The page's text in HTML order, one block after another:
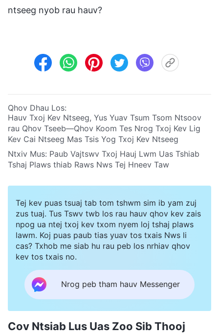
ntseeg nyob rau hauv?
Qhov Dhau Los:
Hauv Txoj Kev Ntseeg, Yus Yuav Tsum Tsom Ntsoov
rau Qhov Tseeb—Qhov Koom Tes Nrog Txoj Kev Lig
Kev Cai Ntseeg Mas Tsis Yog Txoj Kev Ntseeg
Ntxiv Mus: Paub Vajtswv Txoj Hauj Lwm Uas Tshiab
Tshaj Plaws thiab Raws Nws Tej Hneev Taw
Tej kev puas tsuaj tab tom tshwm sim ib yam zuj
zus tuaj. Tus Tswv twb los rau hauv qhov kev zais
npog ua ntej txoj kev txom nyem loj tshaj plaws
lawm. Koj puas paub tias yuav tos txais Nws li
cas? Txhob me siab hu rau peb los nrhiav qhov
kev tos txais no.
Nrog peb tham hauv Messenger
Cov Ntsiab Lus Uas Zoo Sib Thooj